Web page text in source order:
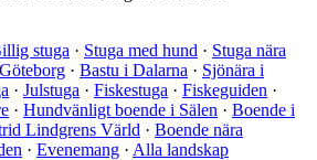
stuga · Stuga med hund · Stuga nära
· Bastu i Dalarna · Sjönära i
· Julstuga · Fiskestuga · Fiskeguiden ·
· Hundvänligt boende i Sälen · Boende i
Lindgrens Värld · Boende nära
· Evenemang · Alla landskap